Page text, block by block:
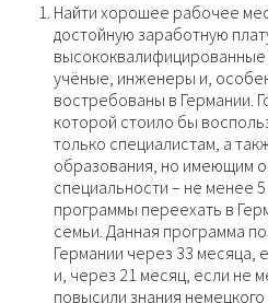
Найти хорошее рабочее
достойную заработную
учёные, инженеры и,
востребованы в Германии.
которой стоило бы
только специалистам, а
образования, но имеющим
специальности – не менее
программы переехать в
семьи. Данная программа
Германии через 33
и, через 21 месяц, если не
повысили знания